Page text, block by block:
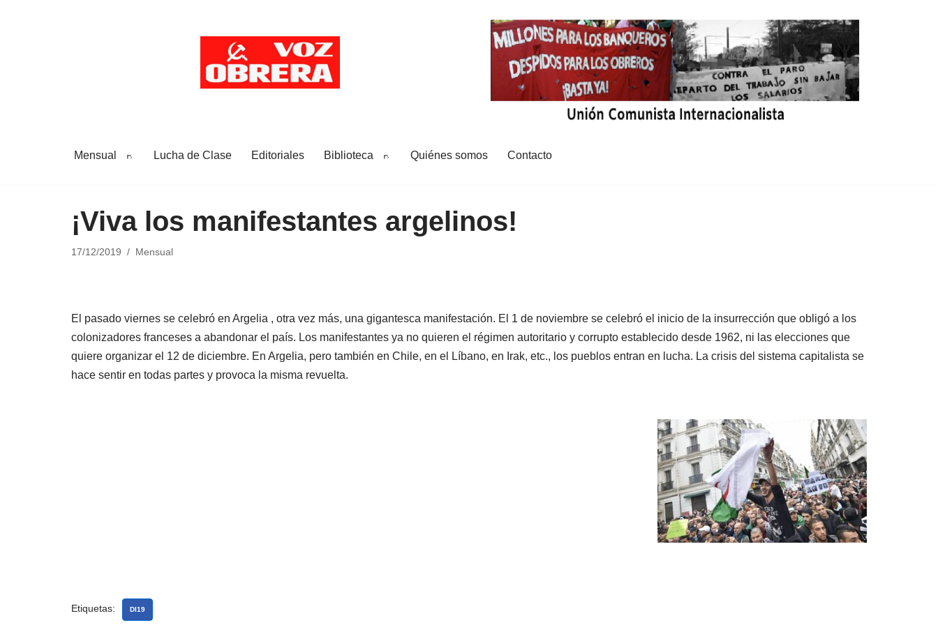
Mensual Lucha de Clase Editoriales Biblioteca Quiénes somos Contacto
¡Viva los manifestantes argelinos!
17/12/2019 Mensual
El pasado viernes se celebró en Argelia , otra vez más, una gigantesca manifestación. El 1 de noviembre se celebró el inicio de la insurrección que obligó a los
colonizadores franceses a abandonar el país. Los manifestantes ya no quieren el régimen autoritario y corrupto establecido desde 1962, ni las elecciones que
quiere organizar el 12 de diciembre. En Argelia, pero también en Chile, en el Líbano, en Irak, etc., los pueblos entran en lucha. La crisis del sistema capitalista se
hace sentir en todas partes y provoca la misma revuelta.
Etiquetas: DI19